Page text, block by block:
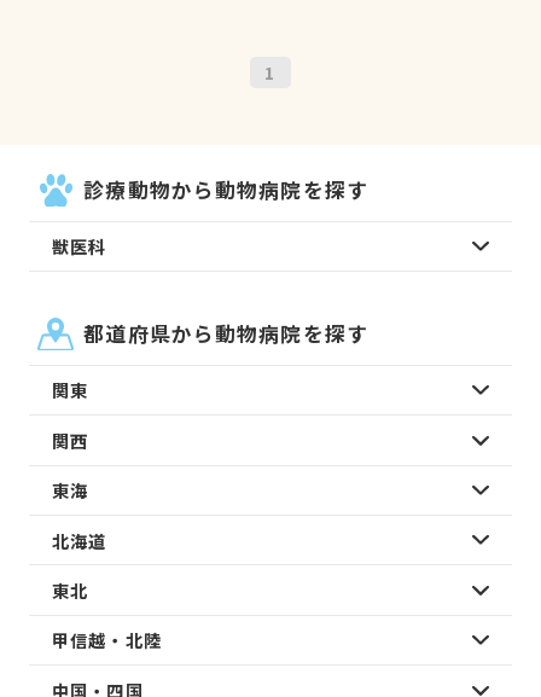
1
診療動物から動物病院を探す
獣医科
都道府県から動物病院を探す
関東
関西
東海
北海道
東北
甲信越・北陸
中国・四国